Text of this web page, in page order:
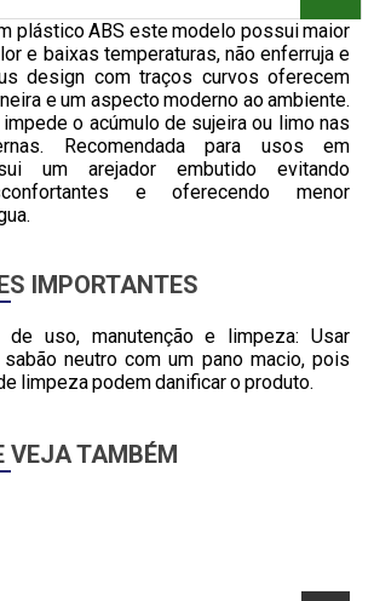
plástico ABS este modelo possui maior
e baixas temperaturas, não enferruja e
design com traços curvos oferecem
e um aspecto moderno ao ambiente.
o acúmulo de sujeira ou limo nas
Recomendada para usos em
um arejador embutido evitando
e oferecendo menor
IMPORTANTES
de uso, manutenção e limpeza: Usar
neutro com um pano macio, pois
limpeza podem danificar o produto.
VEJA TAMBÉM